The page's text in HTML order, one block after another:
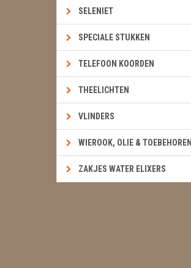
SELENIET
SPECIALE STUKKEN
TELEFOON KOORDEN
THEELICHTEN
VLINDERS
WIEROOK, OLIE & TOEBEHOREN
ZAKJES WATER ELIXERS